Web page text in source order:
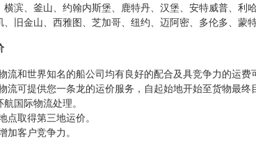
横滨、釜山、约翰内斯堡、鹿特丹、汉堡、安特威普、利
、旧金山、西雅图、芝加哥、纽约、迈阿密、多伦多、蒙特
流和世界知名的船公司均有良好的配合及具竞争力的运费
流可提供您一条龙的运价服务，自起始地开始至货物最
国际物流处理。
点取得第三地运价。
加客户竞争力。